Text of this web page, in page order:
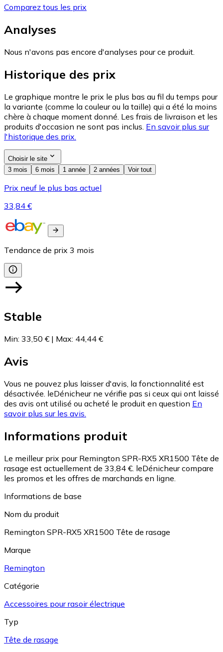
Comparez tous les prix
Analyses
Nous n'avons pas encore d'analyses pour ce produit.
Historique des prix
Le graphique montre le prix le plus bas au fil du temps pour
la variante (comme la couleur ou la taille) qui a été la moins
chère à chaque moment donné. Les frais de livraison et les
produits d'occasion ne sont pas inclus. En savoir plus sur
l'historique des prix.
Choisir le site
3 mois
6 mois 1 année 2 années Voir tout
Prix neuf le plus bas actuel
33,84 €
Tendance de prix 3 mois
Stable
Min: 33,50 € | Max: 44,44 €
Avis
Vous ne pouvez plus laisser d'avis, la fonctionnalité est
désactivée. leDénicheur ne vérifie pas si ceux qui ont laissé
des avis ont utilisé ou acheté le produit en question En
savoir plus sur les avis.
Informations produit
Le meilleur prix pour Remington SPR-RX5 XR1500 Tête de
rasage est actuellement de 33,84 €. leDénicheur compare
les promos et les offres de marchands en ligne.
Informations de base
Nom du produit
Remington SPR-RX5 XR1500 Tête de rasage
Marque
Remington
Catégorie
Accessoires pour rasoir électrique
Typ
Tête de rasage